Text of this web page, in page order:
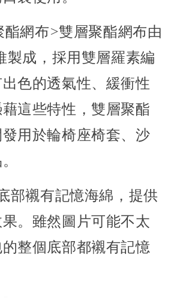
網布>雙層聚酯網布由
製成，採用雙層羅素編
色的透氣性、緩衝性
這些特性，雙層聚酯
用於輪椅座椅套、沙
部襯有記憶海綿，提供
。雖然圖片可能不太
整個底部都襯有記憶